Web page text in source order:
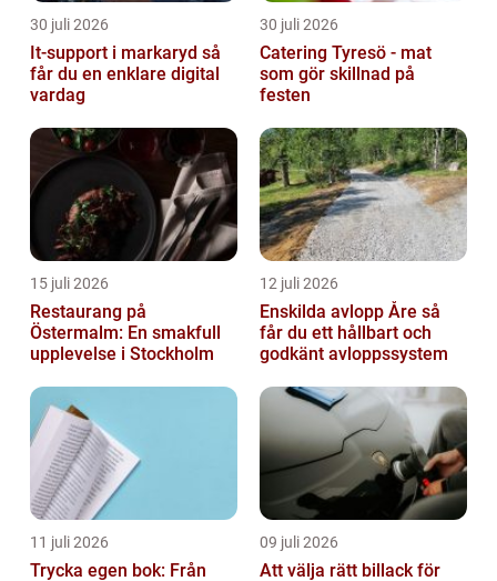
30 juli 2026
It-support i markaryd så
får du en enklare digital
vardag
30 juli 2026
Catering Tyresö - mat
som gör skillnad på
festen
15 juli 2026
Restaurang på
Östermalm: En smakfull
upplevelse i Stockholm
12 juli 2026
Enskilda avlopp Åre så
får du ett hållbart och
godkänt avloppssystem
11 juli 2026
Trycka egen bok: Från
09 juli 2026
Att välja rätt billack för